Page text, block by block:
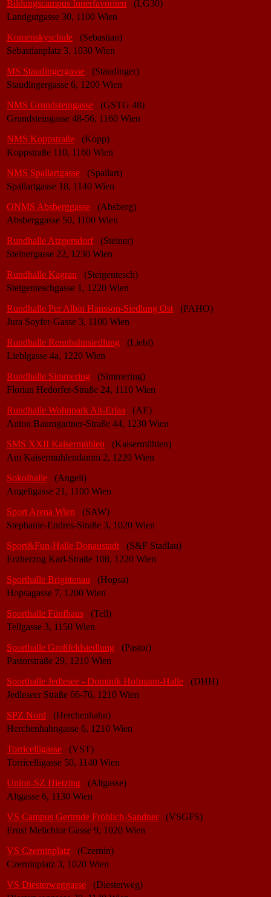
Bildungscampus Innerfavoriten
(LG30)
Landgutgasse 30, 1100 Wien
Komenskyschule
(Sebastian)
Sebastianplatz 3, 1030 Wien
MS Staudingergasse
(Staudinger)
Staudingergasse 6, 1200 Wien
NMS Grundsteingasse
(GSTG 48)
Grundsteingasse 48-56, 1160 Wien
NMS Koppstraße
(Kopp)
Koppstraße 110, 1160 Wien
NMS Spallartgasse
(Spallart)
Spallartgasse 18, 1140 Wien
ONMS Absberggasse
(Absberg)
Absberggasse 50, 1100 Wien
Rundhalle Atzgersdorf
(Steiner)
Steinergasse 22, 1230 Wien
Rundhalle Kagran
(Steigentesch)
Steigenteschgasse 1, 1220 Wien
Rundhalle Per Albin Hansson-Siedlung Ost
(PAHO)
Jura Soyfer-Gasse 3, 1100 Wien
Rundhalle Rennbahnsiedlung
(Liebl)
Lieblgasse 4a, 1220 Wien
Rundhalle Simmering
(Simmering)
Florian Hedorfer-Straße 24, 1110 Wien
Rundhalle Wohnpark Alt-Erlaa
(AE)
Anton Baumgartner-Straße 44, 1230 Wien
SMS XXII Kaisermühlen
(Kaisermühlen)
Am Kaisermühlendamm 2, 1220 Wien
Sokolhalle
(Angeli)
Angeligasse 21, 1100 Wien
Sport Arena Wien
(SAW)
Stephanie-Endres-Straße 3, 1020 Wien
Sport&Fun-Halle Donaustadt
(S&F Stadlau)
Erzherzog Karl-Straße 108, 1220 Wien
Sporthalle Brigittenau
(Hopsa)
Hopsagasse 7, 1200 Wien
Sporthalle Fünfhaus
(Tell)
Tellgasse 3, 1150 Wien
Sporthalle Großfeldsiedlung
(Pastor)
Pastorstraße 29, 1210 Wien
Sporthalle Jedlesee - Dominik Hofmann-Halle
(DHH)
Jedleseer Straße 66-76, 1210 Wien
SPZ Nord
(Herchenhahn)
Herchenhahngasse 6, 1210 Wien
Torricelligasse
(VST)
Torricelligasse 50, 1140 Wien
Union-SZ Hietzing
(Altgasse)
Altgasse 6, 1130 Wien
VS Campus Gertrude Fröhlich-Sandner
(VSGFS)
Ernst Melichior Gasse 9, 1020 Wien
VS Czerninplatz
(Czernin)
Czerninplatz 3, 1020 Wien
VS Diesterweggasse
(Diesterweg)